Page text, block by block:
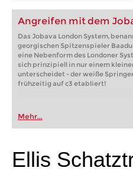
Angreifen mit dem
Das Jobava London System,
georgischen Spitzenspieler
eine Nebenform des Londoner
sich prinzipiell in nur einem
unterscheidet - der weiße
frühzeitig auf c3 etabliert!
Mehr...
Ellis